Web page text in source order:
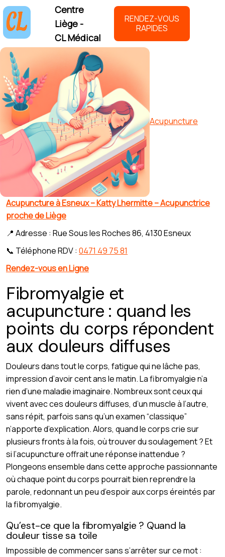
Centre
Liège -
CL Médical
RENDEZ-VOUS
RAPIDES
Acupuncture
Acupuncture à Esneux – Katty Lhermitte – Acupunctrice
proche de Liège
📍 Adresse : Rue Sous les Roches 86, 4130 Esneux
📞 Téléphone RDV : 0471 49 75 81
Rendez-vous en Ligne
Fibromyalgie et
acupuncture : quand les
points du corps répondent
aux douleurs diffuses
Douleurs dans tout le corps, fatigue qui ne lâche pas,
impression d’avoir cent ans le matin. La fibromyalgie n’a
rien d’une maladie imaginaire. Nombreux sont ceux qui
vivent avec ces douleurs diffuses, d’un muscle à l’autre,
sans répit, parfois sans qu’un examen “classique”
n’apporte d’explication. Alors, quand le corps crie sur
plusieurs fronts à la fois, où trouver du soulagement ? Et
si l’acupuncture offrait une réponse inattendue ?
Plongeons ensemble dans cette approche passionnante
où chaque point du corps pourrait bien reprendre la
parole, redonnant un peu d’espoir aux corps éreintés par
la fibromyalgie.
Qu’est-ce que la fibromyalgie ? Quand la
douleur tisse sa toile
Impossible de commencer sans s’arrêter sur ce mot :